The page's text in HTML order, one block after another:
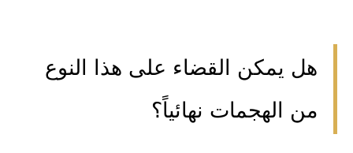
هل يمكن القضاء على هذا النوع
من الهجمات نهائياً؟